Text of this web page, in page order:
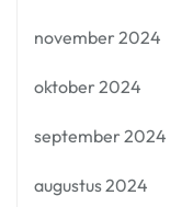
november 2024
oktober 2024
september 2024
augustus 2024